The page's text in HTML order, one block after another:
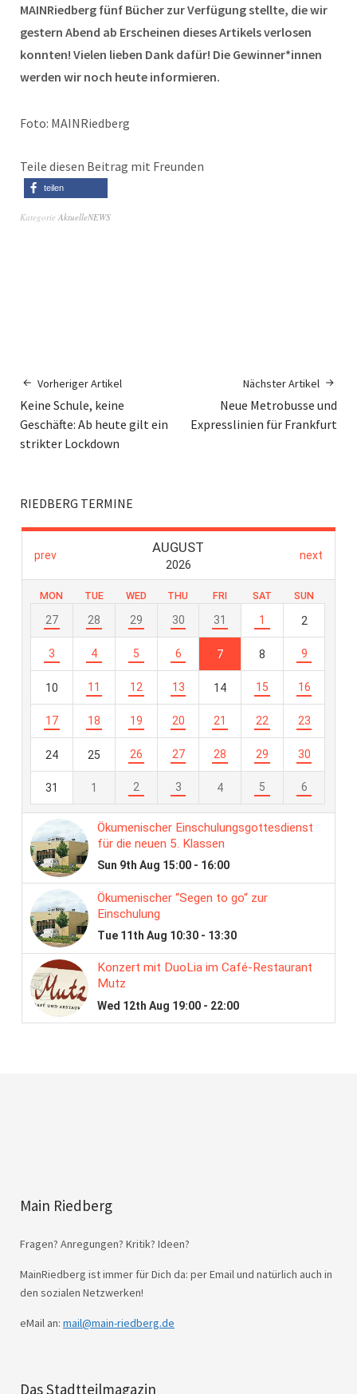
MAINRiedberg fünf Bücher zur Verfügung stellte, die wir
gestern Abend ab Erscheinen dieses Artikels verlosen
konnten! Vielen lieben Dank dafür! Die Gewinner*innen
werden wir noch heute informieren.
Foto: MAINRiedberg
Teile diesen Beitrag mit Freunden
teilen
Kategorie AktuelleNEWS
Vorheriger Artikel
Keine Schule, keine
Geschäfte: Ab heute gilt ein
strikter Lockdown
Nächster Artikel
Neue Metrobusse und
Expresslinien für Frankfurt
RIEDBERG TERMINE
Main Riedberg
Fragen? Anregungen? Kritik? Ideen?
MainRiedberg ist immer für Dich da: per Email und natürlich auch in
den sozialen Netzwerken!
eMail an: mail@main-riedberg.de
Das Stadtteilmagazin